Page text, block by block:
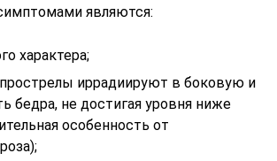
являются:
характера;
иррадиируют в боковую и
бедра, не достигая уровня ниже
особенность от